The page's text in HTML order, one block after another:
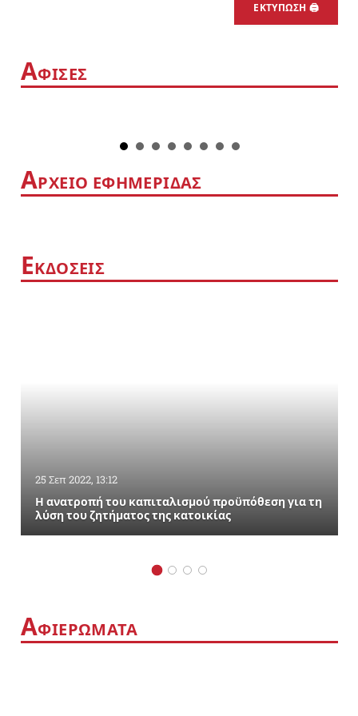
ΕΚΤΥΠΩΣΗ 🖨
ΑΦΙΣΕΣ
ΑΡΧΕΙΟ ΕΦΗΜΕΡΙΔΑΣ
ΕΚΔΟΣΕΙΣ
25 Σεπ 2022, 13:12
Η ανατροπή του καπιταλισμού προϋπόθεση για τη
λύση του ζητήματος της κατοικίας
ΑΦΙΕΡΩΜΑΤΑ